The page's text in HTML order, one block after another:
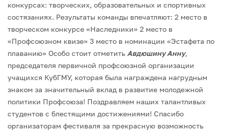
конкурсах: творческих, образовательных и спортивных
состязаниях. Результаты команды впечатляют: 2 место в
творческом конкурсе «Наследники» 2 место в
«Профсоюзном квизе» 3 место в номинации «Эстафета по
плаванию» Особо стоит отметить Авдюшину Анну,
председателя первичной профсоюзной организации
учащихся КубГМУ, которая была награждена нагрудным
знаком за значительный вклад в развитие молодежной
политики Профсоюза! Поздравляем наших талантливых
студентов с блестящими достижениями! Спасибо
организаторам фестиваля за прекрасную возможность